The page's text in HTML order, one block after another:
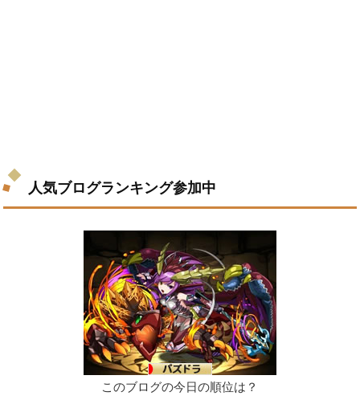
人気ブログランキング参加中
このブログの今日の順位は？